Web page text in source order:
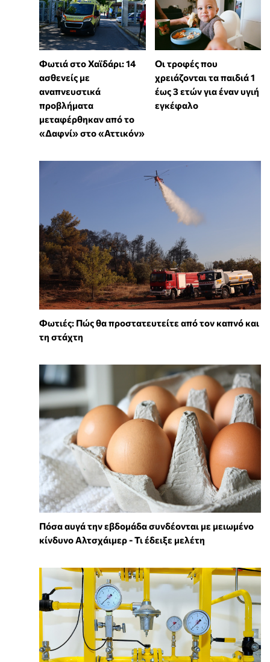
Φωτιά στο Χαϊδάρι: 14
ασθενείς με
αναπνευστικά
προβλήματα
μεταφέρθηκαν από το
«Δαφνί» στο «Αττικόν»
Οι τροφές που
χρειάζονται τα παιδιά 1
έως 3 ετών για έναν υγιή
εγκέφαλο
Φωτιές: Πώς θα προστατευτείτε από τον καπνό και
τη στάχτη
Πόσα αυγά την εβδομάδα συνδέονται με μειωμένο
κίνδυνο Αλτσχάιμερ - Τι έδειξε μελέτη